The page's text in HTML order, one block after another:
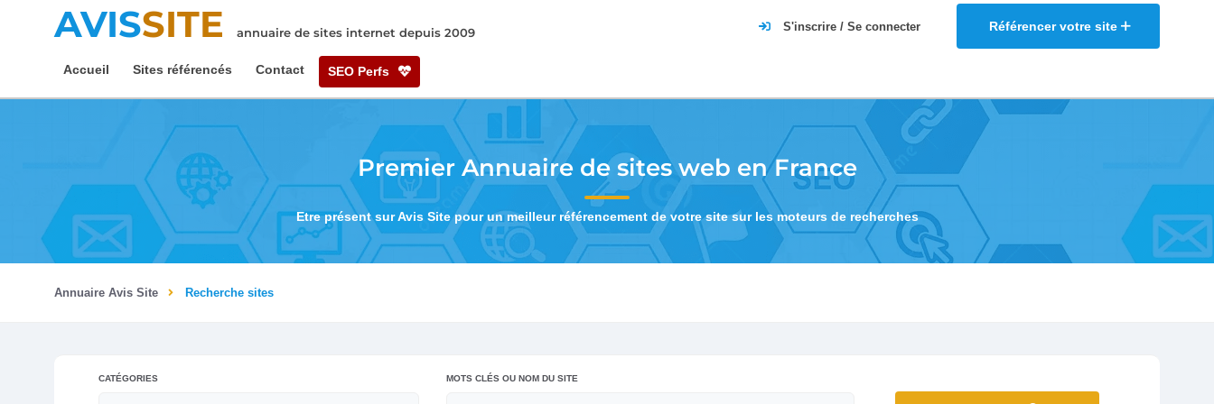
AVISSITE annuaire de sites internet depuis 2009 Référencer votre site
S'inscrire / Se connecter
Accueil Sites référencés Contact SEO Perfs
Premier Annuaire de sites web en France
Etre présent sur Avis Site pour un meilleur référencement de votre site sur les moteurs de recherches
Annuaire Avis Site Recherche sites
CATÉGORIES MOTS CLÉS OU NOM DU SITE